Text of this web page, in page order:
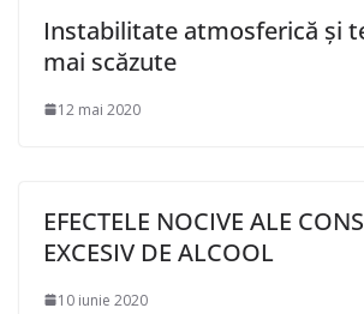
Instabilitate atmosferică și
mai scăzute
12 mai 2020
EFECTELE NOCIVE ALE
EXCESIV DE ALCOOL
10 iunie 2020